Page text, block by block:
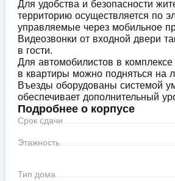
Для удобства и безопасности
территорию осуществляется по
управляемые через мобильное
Видеозвонки от входной двери
в гости.
Для автомобилистов в
в квартиры можно подняться на
Въезды оборудованы системой
обеспечивает дополнительный
Подробнее о корпусе
Срок сдачи
Этажность
Тип дома